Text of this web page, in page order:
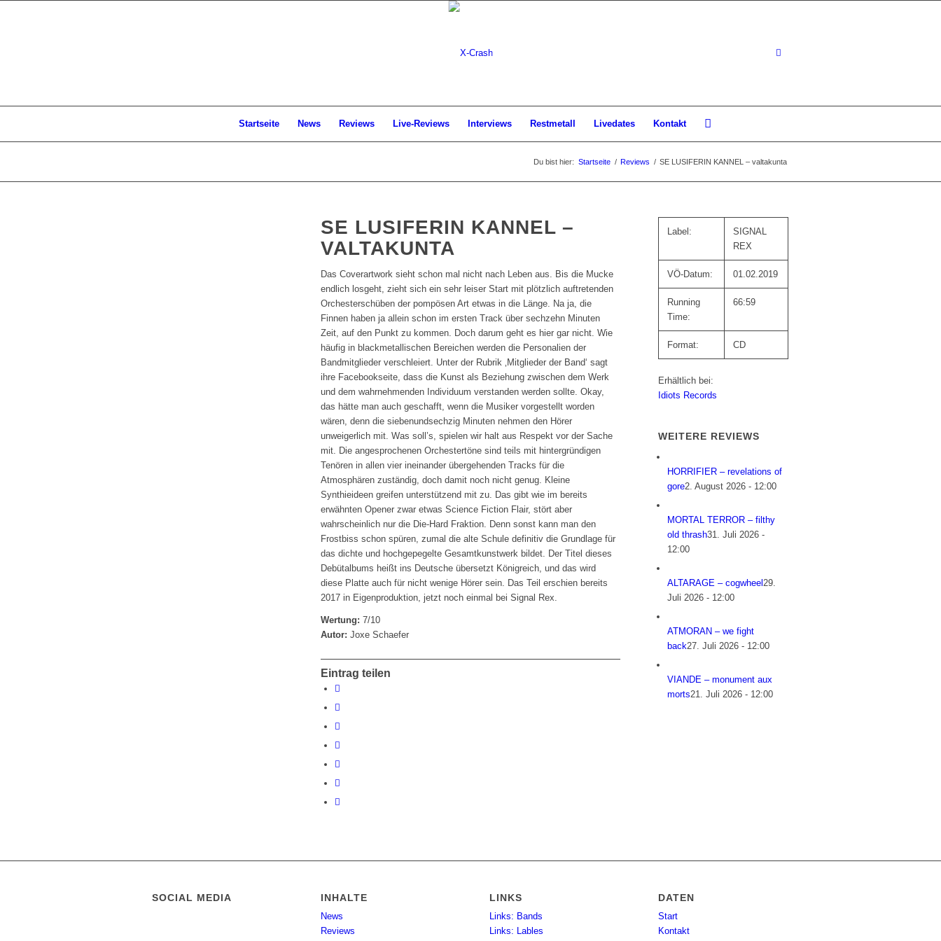
Startseite News Reviews Live-Reviews Interviews Restmetall Livedates Kontakt
Du bist hier: Startseite / Reviews / SE LUSIFERIN KANNEL – valtakunta
SE LUSIFERIN KANNEL –
VALTAKUNTA
Das Coverartwork sieht schon mal nicht nach Leben aus. Bis die Mucke
endlich losgeht, zieht sich ein sehr leiser Start mit plötzlich auftretenden
Orchesterschüben der pompösen Art etwas in die Länge. Na ja, die
Finnen haben ja allein schon im ersten Track über sechzehn Minuten
Zeit, auf den Punkt zu kommen. Doch darum geht es hier gar nicht. Wie
häufig in blackmetallischen Bereichen werden die Personalien der
Bandmitglieder verschleiert. Unter der Rubrik ‚Mitglieder der Band‘ sagt
ihre Facebookseite, dass die Kunst als Beziehung zwischen dem Werk
und dem wahrnehmenden Individuum verstanden werden sollte. Okay,
das hätte man auch geschafft, wenn die Musiker vorgestellt worden
wären, denn die siebenundsechzig Minuten nehmen den Hörer
unweigerlich mit. Was soll’s, spielen wir halt aus Respekt vor der Sache
mit. Die angesprochenen Orchestertöne sind teils mit hintergründigen
Tenören in allen vier ineinander übergehenden Tracks für die
Atmosphären zuständig, doch damit noch nicht genug. Kleine
Synthieideen greifen unterstützend mit zu. Das gibt wie im bereits
erwähnten Opener zwar etwas Science Fiction Flair, stört aber
wahrscheinlich nur die Die-Hard Fraktion. Denn sonst kann man den
Frostbiss schon spüren, zumal die alte Schule definitiv die Grundlage für
das dichte und hochgepegelte Gesamtkunstwerk bildet. Der Titel dieses
Debütalbums heißt ins Deutsche übersetzt Königreich, und das wird
diese Platte auch für nicht wenige Hörer sein. Das Teil erschien bereits
2017 in Eigenproduktion, jetzt noch einmal bei Signal Rex.
Wertung: 7/10
Autor: Joxe Schaefer
Eintrag teilen
Label:
SIGNAL
REX
VÖ-Datum: 01.02.2019
Running
Time:
66:59
Format: CD
Erhältlich bei:
Idiots Records
WEITERE REVIEWS
HORRIFIER – revelations of
gore2. August 2026 - 12:00
MORTAL TERROR – filthy
old thrash31. Juli 2026 -
12:00
ALTARAGE – cogwheel29.
Juli 2026 - 12:00
ATMORAN – we fight
back27. Juli 2026 - 12:00
VIANDE – monument aux
morts21. Juli 2026 - 12:00
SOCIAL MEDIA INHALTE
News
Reviews
LINKS
Links: Bands
Links: Lables
DATEN
Start
Kontakt